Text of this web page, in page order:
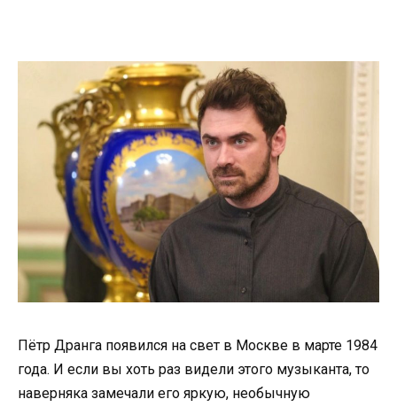
Пётр Дранга появился на свет в Москве в марте 1984
года. И если вы хоть раз видели этого музыканта, то
наверняка замечали его яркую, необычную